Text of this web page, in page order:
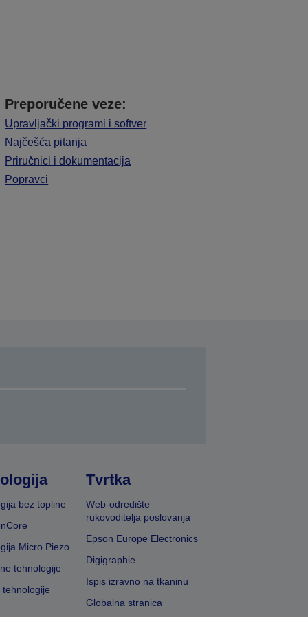
Preporučene veze:
Upravljački programi i softver
Najčešća pitanja
Priručnici i dokumentacija
Popravci
bez topline
Micro Piezo
tehnologije
tehnologije
Tvrtka
Web-odredište
rukovoditelja poslovanja
Epson Europe Electronics
Digigraphie
Ispis izravno na tkaninu
Globalna stranica